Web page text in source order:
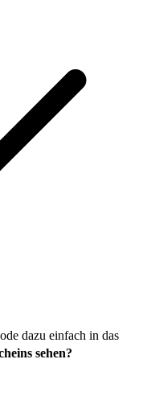
dazu einfach in das
sehen?